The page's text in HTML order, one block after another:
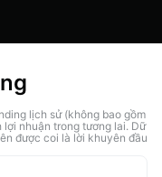
lịch sử (không bao gồm
nhuận trong tương lai. Dữ
được coi là lời khuyên đầu